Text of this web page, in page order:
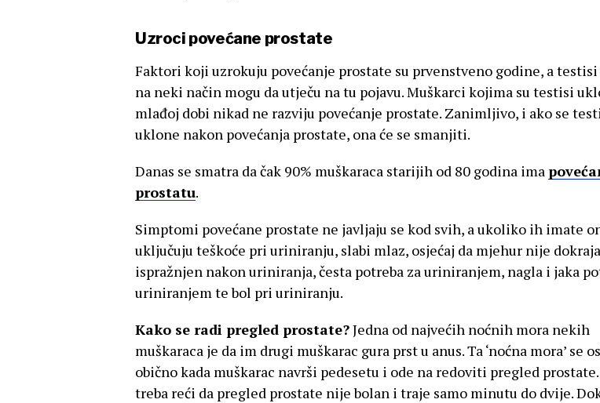
Uzroci povećane prostate
Faktori koji uzrokuju povećanje prostate su prvenstveno godine, a
na neki način mogu da utječu na tu pojavu. Muškarci kojima su testisi
mlađoj dobi nikad ne razviju povećanje prostate. Zanimljivo, i ako se
uklone nakon povećanja prostate, ona će se smanjiti.
Danas se smatra da čak 90% muškaraca starijih od 80 godina ima
prostatu.
Simptomi povećane prostate ne javljaju se kod svih, a ukoliko ih imate
uključuju teškoće pri uriniranju, slabi mlaz, osjećaj da mjehur nije dokraja
ispražnjen nakon uriniranja, česta potreba za uriniranjem, nagla i jaka
uriniranjem te bol pri uriniranju.
Kako se radi pregled prostate?Jedna od najvećih noćnih mora nekih
muškaraca je da im drugi muškarac gura prst u anus. Ta ‘noćna mora’ se
obično kada muškarac navrši pedesetu i ode na redoviti pregled
treba reći da pregled prostate nije bolan i traje samo minutu do dvije.